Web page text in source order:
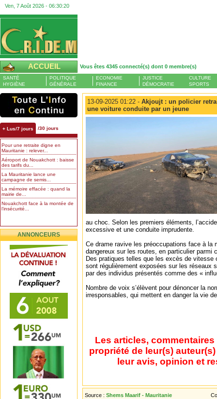
Ven, 7 Août 2026 - 06:30:21
ACCUEIL Vous êtes 4345 connecté(s) dont 0 membre(s)
SANTÉ
HYGIÈNE
POLITIQUE
GÉNÉRALE
ECONOMIE
FINANCE
JUSTICE
DÉMOCRATIE
CULTURE
SPORTS
+ Lus/7 jours /30 jours
Pour une retraite digne en
Mauritanie : relever...
Aéroport de Nouakchott : baisse
des tarifs du...
La Mauritanie lance une
campagne de semis...
La mémoire effacée : quand la
mairie de...
Nouakchott face à la montée de
l’insécurité...
ANNONCEURS
13-09-2025 01:22 - Akjoujt : un policier
une voiture conduite par un jeune
au choc. Selon les premiers éléments,
excessive et une conduite imprudente.
Ce drame ravive les préoccupations face à la
dangereux sur les routes, en particulier parmi
Des pratiques telles que les excès de
sont régulièrement exposées sur les réseaux
par des individus présentés comme des «
Nombre de voix s’élèvent pour dénoncer la
irresponsables, qui mettent en danger la vie
Les articles,
propriété de leur(s)
leur avis, opinion et
Source : Shems Maarif - Mauritanie